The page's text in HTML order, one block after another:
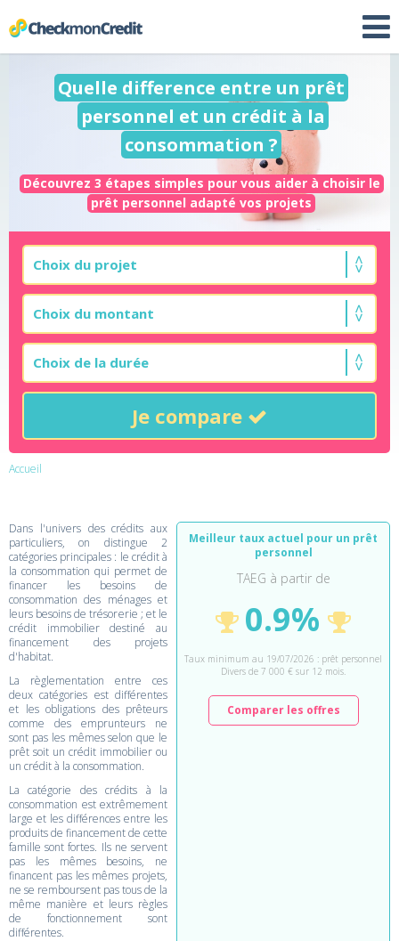
Quelle difference entre un prêt
personnel et un crédit à la
consommation ?
Découvrez 3 étapes simples pour vous aider à choisir le
prêt personnel adapté vos projets
Je compare
Accueil
Dans l'univers des crédits aux
particuliers, on distingue 2
catégories principales : le crédit à
la consommation qui permet de
financer les besoins de
consommation des ménages et
leurs besoins de trésorerie ; et le
crédit immobilier destiné au
financement des projets
d'habitat.
La règlementation entre ces
deux catégories est différentes
et les obligations des prêteurs
comme des emprunteurs ne
sont pas les mêmes selon que le
prêt soit un crédit immobilier ou
un crédit à la consommation.
La catégorie des crédits à la
consommation est extrêmement
large et les différences entre les
produits de financement de cette
famille sont fortes. Ils ne servent
pas les mêmes besoins, ne
financent pas les mêmes projets,
ne se remboursent pas tous de la
même manière et leurs règles
de fonctionnement sont
différentes.
Meilleur taux actuel pour un prêt
personnel
TAEG à partir de
0.9%
Taux minimum au 19/07/2026 : prêt personnel
Divers de 7 000 € sur 12 mois.
Comparer les offres